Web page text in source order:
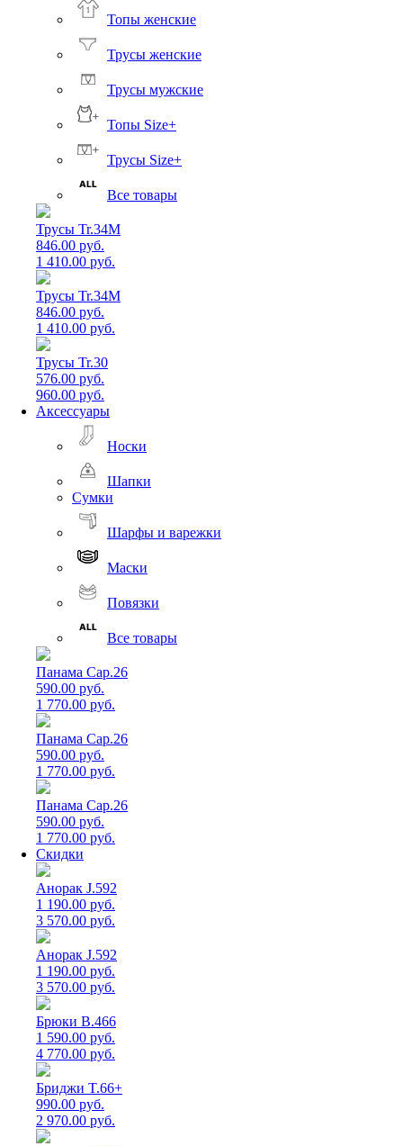
Топы женские
Трусы женские
Трусы мужские
Топы Size+
Трусы Size+
Все товары
Трусы Tr.34M
846.00 руб.
1 410.00 руб.
Трусы Tr.34M
846.00 руб.
1 410.00 руб.
Трусы Tr.30
576.00 руб.
960.00 руб.
Аксессуары
Носки
Шапки
Сумки
Шарфы и варежки
Маски
Повязки
Все товары
Панама Cap.26
590.00 руб.
1 770.00 руб.
Панама Cap.26
590.00 руб.
1 770.00 руб.
Панама Cap.26
590.00 руб.
1 770.00 руб.
Скидки
Анорак J.592
1 190.00 руб.
3 570.00 руб.
Анорак J.592
1 190.00 руб.
3 570.00 руб.
Брюки B.466
1 590.00 руб.
4 770.00 руб.
Бриджи T.66+
990.00 руб.
2 970.00 руб.